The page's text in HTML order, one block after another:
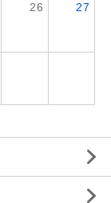
26 27